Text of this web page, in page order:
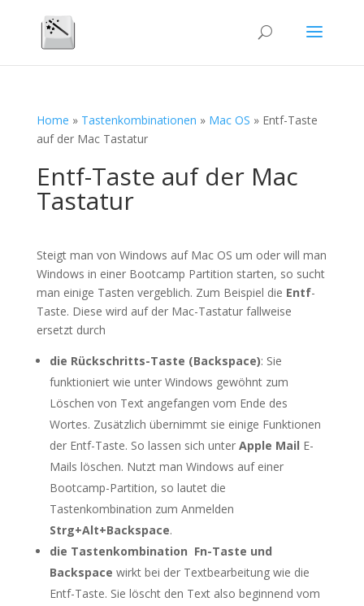
Home » Tastenkombinationen » Mac OS » Entf-Taste
auf der Mac Tastatur
Entf-Taste auf der Mac
Tastatur
Steigt man von Windows auf Mac OS um oder will man
Windows in einer Bootcamp Partition starten, so sucht
man einige Tasten vergeblich. Zum Beispiel die Entf-
Taste. Diese wird auf der Mac-Tastatur fallweise
ersetzt durch
die Rückschritts-Taste (Backspace): Sie
funktioniert wie unter Windows gewöhnt zum
Löschen von Text angefangen vom Ende des
Wortes. Zusätzlich übernimmt sie einige Funktionen
der Entf-Taste. So lassen sich unter Apple Mail E-
Mails löschen. Nutzt man Windows auf einer
Bootcamp-Partition, so lautet die
Tastenkombination zum Anmelden
Strg+Alt+Backspace.
die Tastenkombination Fn-Taste und
Backspace wirkt bei der Textbearbeitung wie die
Entf-Taste. Sie löscht den Text also beginnend vom